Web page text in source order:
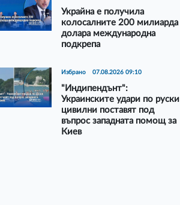
Украйна е получила
колосалните 200 милиарда
долара международна
подкрепа
Избрано 07.08.2026 09:10
"Индипендънт":
Украинските удари по руски
цивилни поставят под
въпрос западната помощ за
Киев